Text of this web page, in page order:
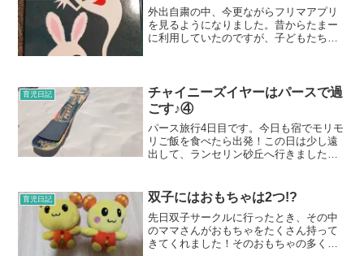
外出自粛の中、今更ながらフリマアプリ
を見るようになりました。昔からたまー
に利用していたのですが、子どもたちの
ると、写真を撮ったり文章...
育児日記
チャイニーズイヤーはパースで過
ごす♪④
パース旅行4日目です。今日も宿でモリモ
リご飯を食べたら出発！この日は少し遠
出して、ランセリン砂丘へ行きました。
ある巨大な砂丘です。長時間移動なの
で...
育児日記 双子にはおもちゃは2つ!?
先日双子サークルに行ったとき、その中
のママさんがおもちゃをたくさん持って
きてくれました！そのおもちゃの多くが2